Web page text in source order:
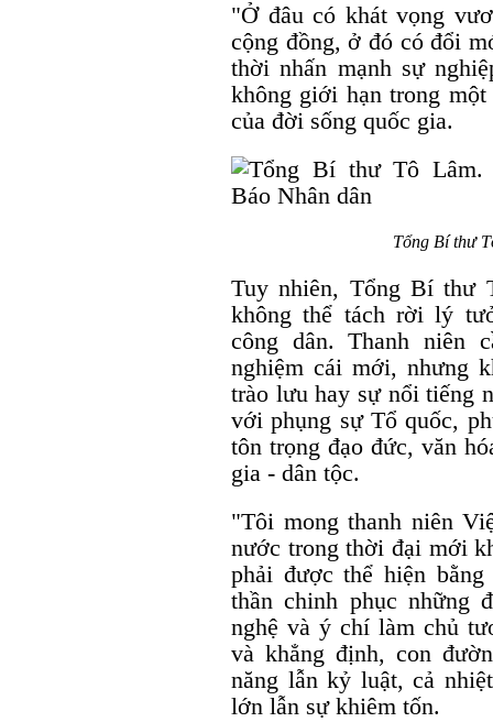
"Ở đâu có khát vọng
cộng đồng, ở đó có đổi
thời nhấn mạnh sự
không giới hạn trong
của đời sống quốc gia.
Tổng Bí thư
Tuy nhiên, Tổng Bí thư
không thể tách rời lý
công dân. Thanh niên
nghiệm cái mới, nhưng
trào lưu hay sự nổi tiếng
với phụng sự Tổ quốc,
tôn trọng đạo đức, văn
gia - dân tộc.
"Tôi mong thanh niên
nước trong thời đại mới
phải được thể hiện
thần chinh phục những
nghệ và ý chí làm chủ
và khẳng định, con
năng lẫn kỷ luật, cả
lớn lẫn sự khiêm tốn.